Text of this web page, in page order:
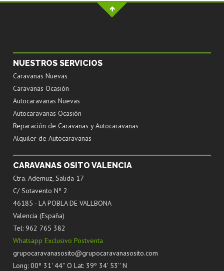
NUESTROS SERVICIOS
Caravanas Nuevas
Caravanas Ocasión
Autocaravanas Nuevas
Autocaravanas Ocasión
Reparación de Caravanas y Autocaravanas
Alquiler de Autocaravanas
CARAVANAS OSITO VALENCIA
Ctra. Ademuz, Salida 17
C/ Sotavento Nº 2
46185 - LA POBLA DE VALLBONA
Valencia (España)
Tel: 962 765 382
Whatsapp Exclusivo Postventa
grupocaravanasosito@grupocaravanasosito.com
Long: 00º 31' 44'' O Lat: 39º 34' 53'' N